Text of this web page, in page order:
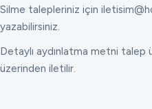
Silme talepleriniz için
yazabilirsiniz.
Detaylı aydınlatma metni talep
üzerinden iletilir.